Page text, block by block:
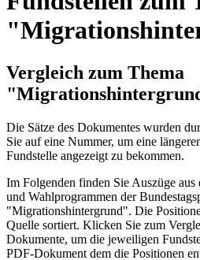
Vergleich zum Thema
Die Sätze des Dokum­entes wurden
Sie auf eine Nummer, um eine
Fundstelle angezeigt zu bekommen.
Im Folgenden finden Sie Auszüge aus
und Wahl­program­men der
"Migrationshintergrund". Die
Quelle sortiert. Klicken Sie zum
Dokumente, um die jeweiligen
PDF-Dokument dem die Posi­tionen